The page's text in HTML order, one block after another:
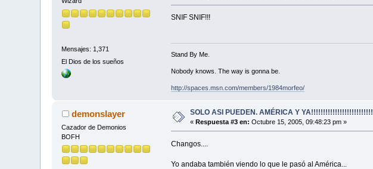
Mensajes: 1,371
El Dios de los sueños
SNIF SNIF!!!
Stand By Me.
Nobody knows. The way is gonna be.
http://spaces.msn.com/members/1984morfeo/
demonslayer
Cazador de Demonios
BOFH
SOLO ASI PUEDEN. AMÉRICA Y YA!!!!!!!!!!!!!!!!!!!!!!!!!!
«Respuesta #3 en: Octubre 15, 2005, 09:48:23 pm »
Changos....
Yo andaba también viendo lo que le pasó al América...